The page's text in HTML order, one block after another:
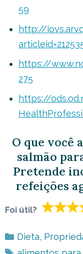
59
http://
https://
275
https://
O que você
salmão
Pretende
refeições
Foi útil?
Categorias
Dieta,
Tags